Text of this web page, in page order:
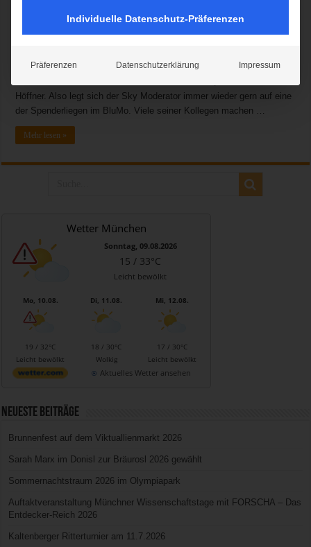
ist der Blutspendedienst des BRK (BSD) mit seinem Flaggschiff hier
zu Gast. Blutspendedienst vergibt CSR-Auszeichnung für
Blutspende. „Es ist so einfach zu helfen – mit meiner Blutspende
Höffner. Also legt sich der Sky Moderator immer wieder gern auf eine
der Spenderliegen im BluMo. Viele seiner Kollegen machen …
Mehr lesen »
Wetter München
Sonntag, 09.08.2026
15 / 33°C
Leicht bewölkt
Mo, 10.08.
19 / 32°C
Leicht bewölkt
Di, 11.08.
18 / 30°C
Wolkig
Mi, 12.08.
17 / 30°C
Leicht bewölkt
Aktuelles Wetter ansehen
Neueste Beiträge
Brunnenfest auf dem Viktuallienmarkt 2026
Sarah Marx im Donisl zur Bräurosl 2026 gewählt
Sommernachtstraum 2026 im Olympiapark
Auftaktveranstaltung Münchner Wissenschaftstage mit FORSCHA – Das
Entdecker-Reich 2026
Kaltenberger Ritterturnier am 11.7.2026
Individuelle Datenschutz-Präferenzen
Präferenzen Datenschutzerklärung Impressum